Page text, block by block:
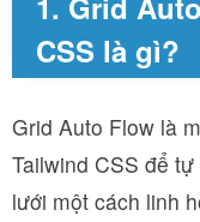
CSS là gì?
Grid Auto Flow là
Tailwind CSS để
lưới một cách linh